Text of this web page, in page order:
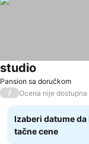
Pansion sa doručkom
studio
/ Ocena nije dostupna
Izaberi datume
tačne cene